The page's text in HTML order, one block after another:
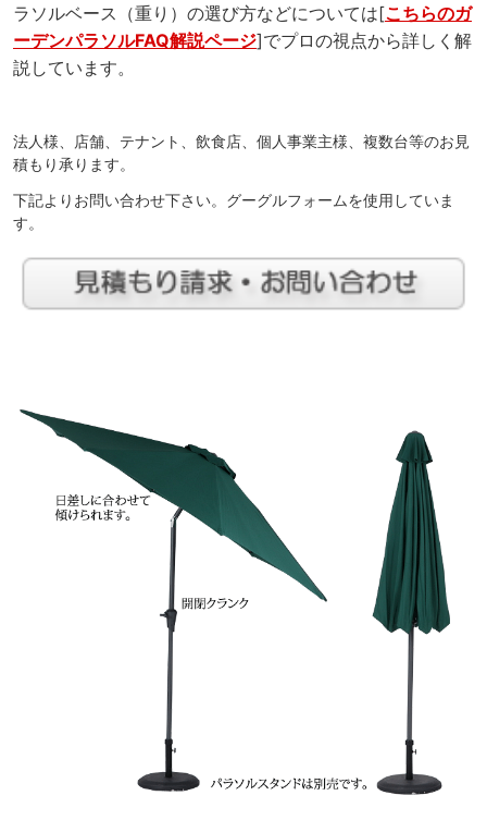
ラソルベース（重り）の選び方などについては[こちらのガ
ーデンパラソルFAQ解説ページ]でプロの視点から詳しく解
説しています。
法人様、店舗、テナント、飲食店、個人事業主様、複数台等のお見
積もり承ります。
下記よりお問い合わせ下さい。グーグルフォームを使用していま
す。